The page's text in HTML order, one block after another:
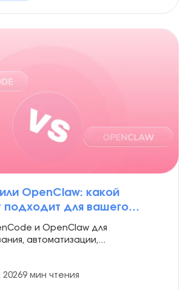
OpenClaw: какой
подходит для вашего
AI-
и OpenClaw для
автоматизации,...
20269 мин чтения